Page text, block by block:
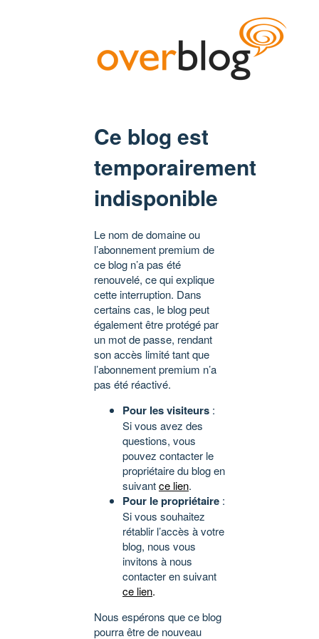
Ce blog est
temporairement
indisponible
Le nom de domaine ou
l’abonnement premium de
ce blog n’a pas été
renouvelé, ce qui explique
cette interruption. Dans
certains cas, le blog peut
également être protégé par
un mot de passe, rendant
son accès limité tant que
l’abonnement premium n’a
pas été réactivé.
Pour les visiteurs :
Si vous avez des
questions, vous
pouvez contacter le
propriétaire du blog en
suivantce lien.
Pour le propriétaire :
Si vous souhaitez
rétablir l’accès à votre
blog, nous vous
invitons à nous
contacter en suivant
ce lien.
Nous espérons que ce blog
pourra être de nouveau